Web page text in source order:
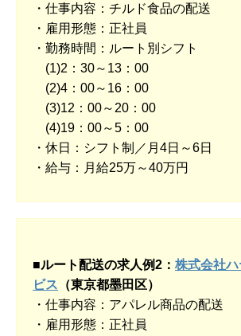
・仕事内容：チルド食品の配送
・雇用形態：正社員
・勤務時間：ルート別シフト
(1)2：30～13：00
(2)4：00～16：00
(3)12：00～20：00
(4)19：00～5：00
・休日：シフト制／月4日～6日
・給与：月給25万～40万円
■ルート配送の求人例2： 株式会社
ビス （東京都墨田区）
・仕事内容：アパレル商品の配送
・雇用形態：正社員